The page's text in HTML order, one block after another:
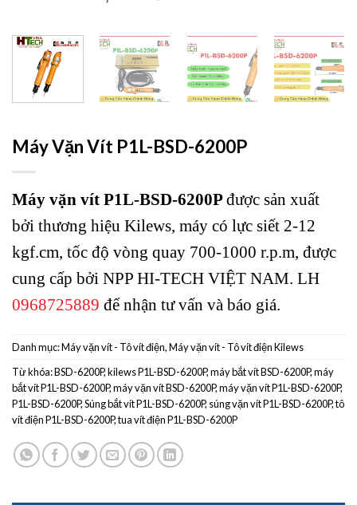
Máy Vặn Vít P1L-BSD-6200P
Máy vặn vít P1L-BSD-6200Pđược sản xuất
bởi thương hiệu Kilews, máy có lực siết 2-12
kgf.cm, tốc độ vòng quay 700-1000 r.p.m, được
cung cấp bởi NPP HI-TECH VIỆT NAM. LH
0968725889 để nhận tư vấn và báo giá.
Danh mục:Máy vặn vít - Tô vít điện,Máy vặn vít - Tô vít điện Kilews
Từ khóa:BSD-6200P,kilews P1L-BSD-6200P,máy bắt vít BSD-6200P,máy
bắt vít P1L-BSD-6200P,máy vặn vít BSD-6200P,máy vặn vít P1L-BSD-6200P,
P1L-BSD-6200P,Súng bắt vít P1L-BSD-6200P, súng vặn vít P1L-BSD-6200P,tô
vít điện P1L-BSD-6200P,tua vít điện P1L-BSD-6200P